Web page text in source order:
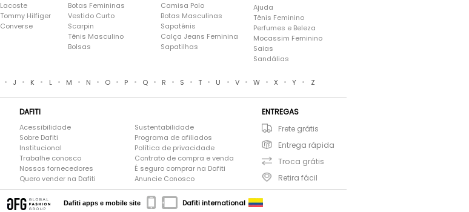
Lacoste
Tommy Hilfiger
Converse
Botas Femininas
Vestido Curto
Scarpin
Tênis Masculino
Bolsas
Camisa Polo
Botas Masculinas
Sapatênis
Calça Jeans Feminina
Sapatilhas
Ajuda
Tênis Feminino
Perfumes e Beleza
Mocassim Feminino
Saias
Sandálias
• J • K • L • M • N • O • P • Q • R • S • T • U • V • W • X • Y • Z
DAFITI
Acessibilidade
Sobre Dafiti
Institucional
Trabalhe conosco
Nossos fornecedores
Quero vender na Dafiti
Sustentabilidade
Programa de afiliados
Política de privacidade
Contrato de compra e venda
É seguro comprar na Dafiti
Anuncie Conosco
ENTREGAS
Frete grátis
Entrega rápida
Troca grátis
Retira fácil
Dafiti apps e mobile site Dafiti international